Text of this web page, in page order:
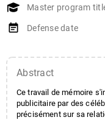
Master program
event_note Defense date
Abstract
Ce travail de mémoire
publicitaire par des
précisément sur sa